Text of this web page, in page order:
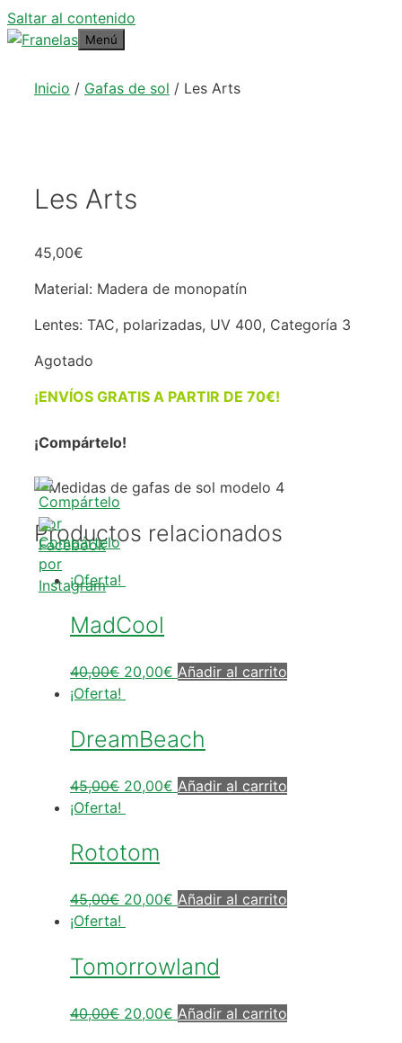
Saltar al contenido
Menú
Inicio / Gafas de sol / Les Arts
Les Arts
45,00€
Material: Madera de monopatín
Lentes: TAC, polarizadas, UV 400, Categoría 3
Agotado
¡ENVÍOS GRATIS A PARTIR DE 70€!
¡Compártelo!
Productos relacionados
¡Oferta!
MadCool
40,00€ 20,00€ Añadir al carrito
¡Oferta!
DreamBeach
45,00€ 20,00€ Añadir al carrito
¡Oferta!
Rototom
45,00€ 20,00€ Añadir al carrito
¡Oferta!
Tomorrowland
40,00€ 20,00€ Añadir al carrito